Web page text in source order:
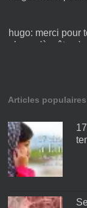
hugo:
merci
plus qu'à y être :) ...
Articles populaires